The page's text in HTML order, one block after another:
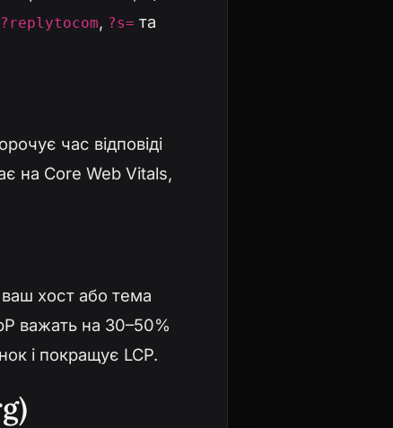
?replytocom, ?s= та
час відповіді
на Core Web Vitals,
хост або тема
важать на 30–50%
і покращує LCP.